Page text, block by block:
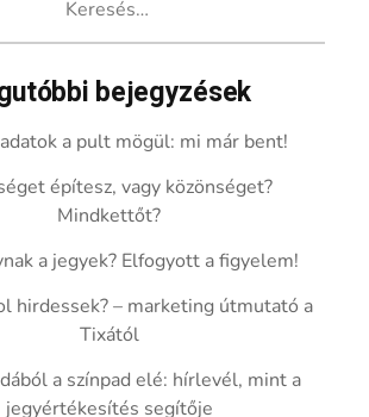
bejegyzések
a pult mögül: mi már bent!
építesz, vagy közönséget?
Mindkettőt?
a jegyek? Elfogyott a figyelem!
hirdessek? – marketing útmutató a
Tixától
a színpad elé: hírlevél, mint a
jegyértékesítés segítője